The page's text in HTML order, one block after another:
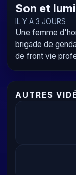
Son et
IL Y A 3 JOURS
Une femme
brigade de
de front vie
AUTRES